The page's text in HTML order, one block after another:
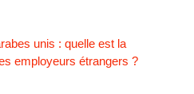
unis : quelle est la
employeurs étrangers ?